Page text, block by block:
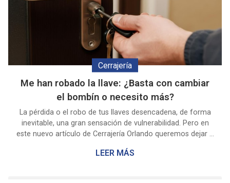
Me han robado la llave: ¿Basta con cambiar
el bombín o necesito más?
Cerrajería
La pérdida o el robo de tus llaves desencadena, de forma
inevitable, una gran sensación de vulnerabilidad. Pero en
este nuevo artículo de Cerrajería Orlando queremos dejar a
principal de este problema: ¿la sensación de inseguridad se
LEER MÁS